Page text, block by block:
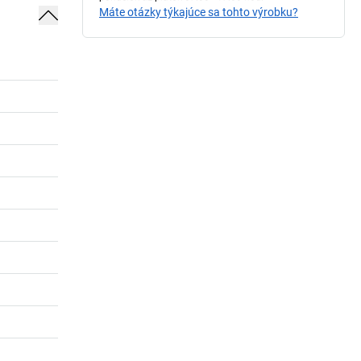
Máte otázky týkajúce sa tohto výrobku?